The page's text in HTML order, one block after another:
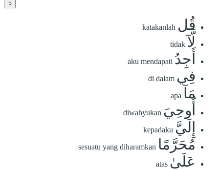
قُل katakanlah
لَّآ tidak
أَجِدُ aku mendapati
فِي di dalam
مَآ apa
أُوحِيَ diwahyukan
إِلَيَّ kepadaku
مُحَرَّمًا sesuatu yang diharamkan
عَلَىٰ atas